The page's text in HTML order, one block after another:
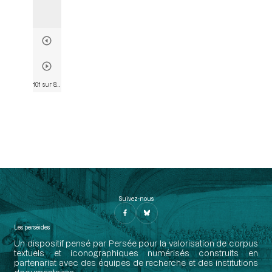
Suivez-nous
Les perséides
Un dispositif pensé par Persée pour la valorisation de corpus
textuels et iconographiques numérisés construits en
partenariat avec des équipes de recherche et des institutions